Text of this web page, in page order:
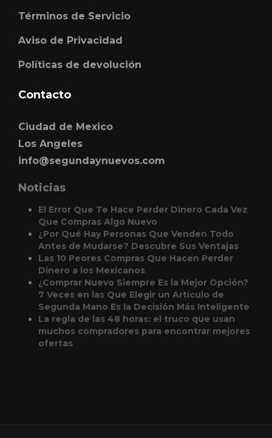
Términos de Servicio
Aviso de Privacidad
Políticas de devolución
Contacto
Ciudad de Mexico
Los Angeles
info@segundaynuevos.com
Noticias
El Error Que Te Hace Perder Dinero Cada Vez
Que Compras Algo Nuevo
¿Por Qué Hay Personas Que Venden Todo
Antes de Mudarse? Descubre Sus Ventajas
Las 10 Peores Compras Que Hacen Perder
Dinero a los Mexicanos
¿Comprar Nuevo Siempre Es la Mejor Opción?
7 Veces en las Que Elegir un Artículo de
Segunda Mano Es la Decisión Más Inteligente
La regla de las 48 horas: el truco que usan
muchos compradores para encontrar mejores
ofertas